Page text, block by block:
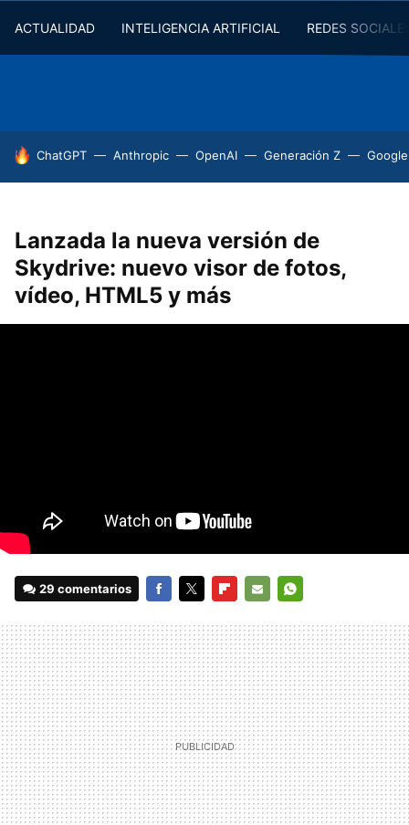
ACTUALIDAD INTELIGENCIA ARTIFICIAL REDES
HOY SE HABLA DE
ChatGPT Anthropic OpenAI Generación Z
Lanzada la nueva versión de
Skydrive: nuevo visor de fotos,
vídeo, HTML5 y más
29 comentarios
MAIL